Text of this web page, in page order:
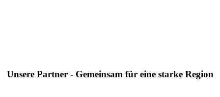
Unsere Partner - Gemeinsam für eine starke Region